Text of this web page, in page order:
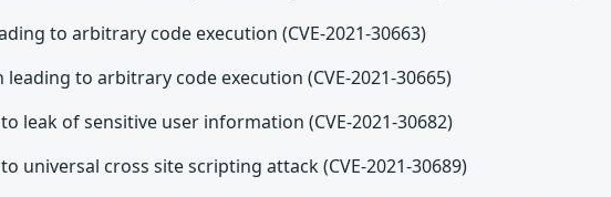
to arbitrary code execution (CVE-2021-30663)
to arbitrary code execution (CVE-2021-30665)
leak of sensitive user information (CVE-2021-30682)
universal cross site scripting attack (CVE-2021-30689)